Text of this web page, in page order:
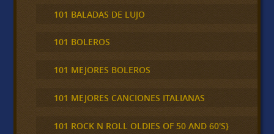
101 BALADAS DE LUJO
101 BOLEROS
101 MEJORES BOLEROS
101 MEJORES CANCIONES ITALIANAS
101 ROCK N ROLL OLDIES OF 50 AND 60'S}